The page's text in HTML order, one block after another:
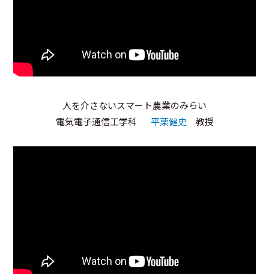
人を介さないスマート農業のみらい
電気電子通信工学科
平栗健史 教授